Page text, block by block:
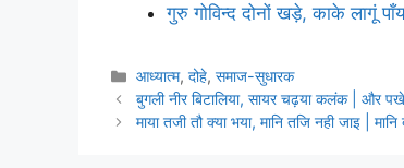
गुरु गोविन्द दोनों खड़े, काके लागूं
Categories
आध्यात्म,दोहे,समाज-सुधारक
बुगली नीर बिटालिया, सायर चढ़या कलंक | और
माया तजी तौ क्या भया, मानि तजि नही जाइ |